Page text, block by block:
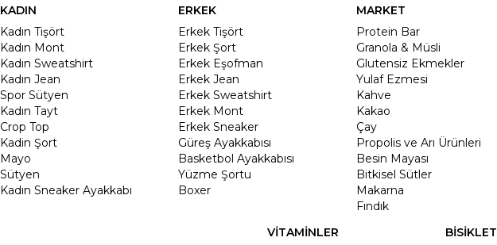
KADIN
Kadın Tişört
Kadın Mont
Kadın Sweatshirt
Kadın Jean
Spor Sütyen
Kadın Tayt
Crop Top
Kadin Şort
Mayo
Sütyen
Kadın Sneaker Ayakkabı
ERKEK
Erkek Tişört
Erkek Şort
Erkek Eşofman
Erkek Jean
Erkek Sweatshirt
Erkek Mont
Erkek Sneaker
Güreş Ayakkabısı
Basketbol Ayakkabısı
Yüzme Şortu
Boxer
MARKET
Protein Bar
Granola & Müsli
Glutensiz Ekmekler
Yulaf Ezmesi
Kahve
Kakao
Çay
Propolis ve Arı Ürünleri
Besin Mayası
Bitkisel Sütler
Makarna
Fındık
VİTAMİNLER
BİSİKLET